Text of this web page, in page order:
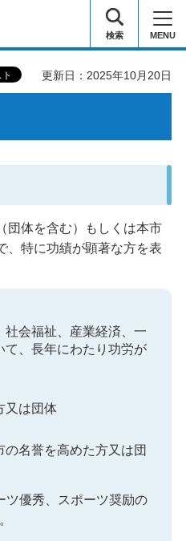
検索 MENU
更新日：2025年10月20日
団体を含む）もしくは本市
、特に功績が顕著な方を表
社会福祉、産業経済、一
て、長年にわたり功労が
又は団体
の名誉を高めた方又は団
ツ優秀、スポーツ奨励の